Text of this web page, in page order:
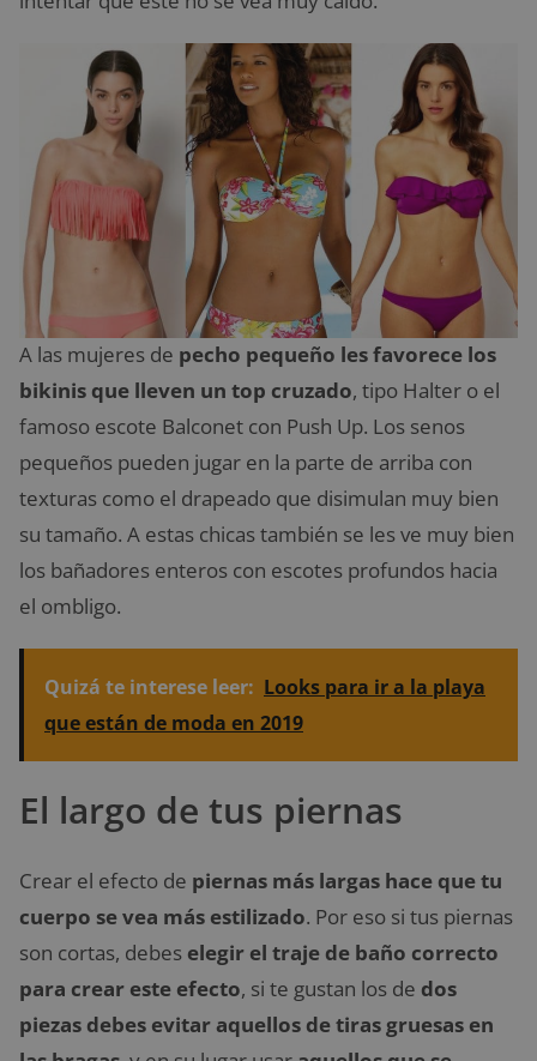
A las mujeres de pecho pequeño les favorece los
bikinis que lleven un top cruzado, tipo Halter o el
famoso escote Balconet con Push Up. Los senos
pequeños pueden jugar en la parte de arriba con
texturas como el drapeado que disimulan muy bien
su tamaño. A estas chicas también se les ve muy bien
los bañadores enteros con escotes profundos hacia
el ombligo.
Quizá te interese leer: Looks para ir a la playa
que están de moda en 2019
El largo de tus piernas
Crear el efecto de piernas más largas hace que tu
cuerpo se vea más estilizado. Por eso si tus piernas
son cortas, debes elegir el traje de baño correcto
para crear este efecto, si te gustan los de dos
piezas debes evitar aquellos de tiras gruesas en